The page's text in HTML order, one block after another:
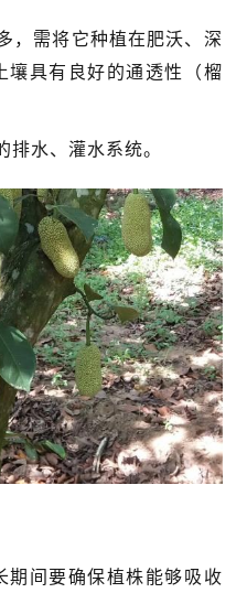
，需将它种植在肥沃、深
壤具有良好的通透性（榴
排水、灌水系统。
期间要确保植株能够吸收